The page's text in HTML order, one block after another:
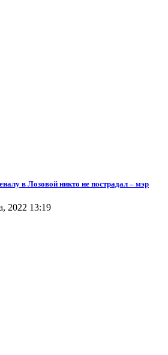
в Лозовой никто не пострадал – мэр
2022 13:19